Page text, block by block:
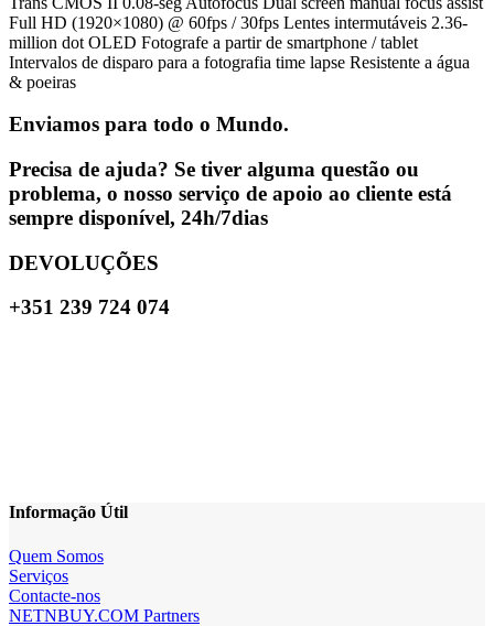
Full HD (1920×1080) @ 60fps / 30fps Lentes intermutáveis 2.36-
million dot OLED Fotografe a partir de smartphone / tablet
Intervalos de disparo para a fotografia time lapse Resistente a água
& poeiras
Enviamos para todo o Mundo.
Precisa de ajuda? Se tiver alguma questão ou
problema, o nosso serviço de apoio ao cliente está
sempre disponível, 24h/7dias
DEVOLUÇÕES
+351 239 724 074
Informação Útil
Quem Somos
Serviços
Contacte-nos
NETNBUY.COM Partners